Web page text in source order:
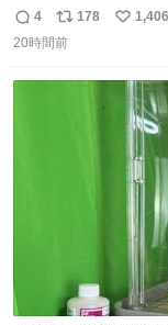
ートが使用されていました。 その後
れ、すべての「0」
着した車両が発見されました。 今
が奇跡です……。
返
信
4
リ
ポ
178
い
1,406
20時間前